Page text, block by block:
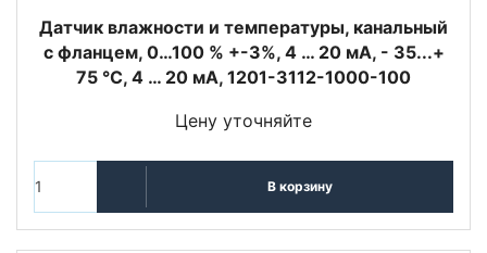
Датчик влажности и температуры, канальный
с фланцем, 0…100 % +-3%, 4 … 20 мA, - 35...+
75 °C, 4 … 20 мA, 1201-3112-1000-100
Цену уточняйте
В корзину